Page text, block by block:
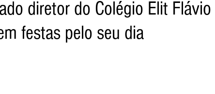
diretor do Colégio Elit
festas pelo seu dia